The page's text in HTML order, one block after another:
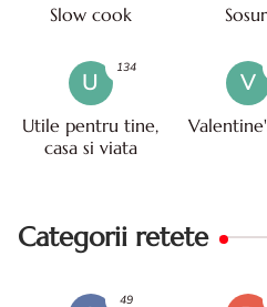
Slow cook
U
Utile pentru tine,
casa si viata
134
V
Categorii retete
49